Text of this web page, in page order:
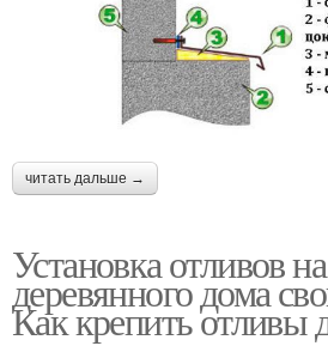
читать дальше →
Установка отливов
деревянного дома
Как крепить отливы